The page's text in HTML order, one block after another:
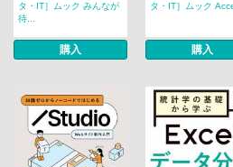
タ・IT］ムック みんなが
待...
購入
タ・IT］ムック
購入